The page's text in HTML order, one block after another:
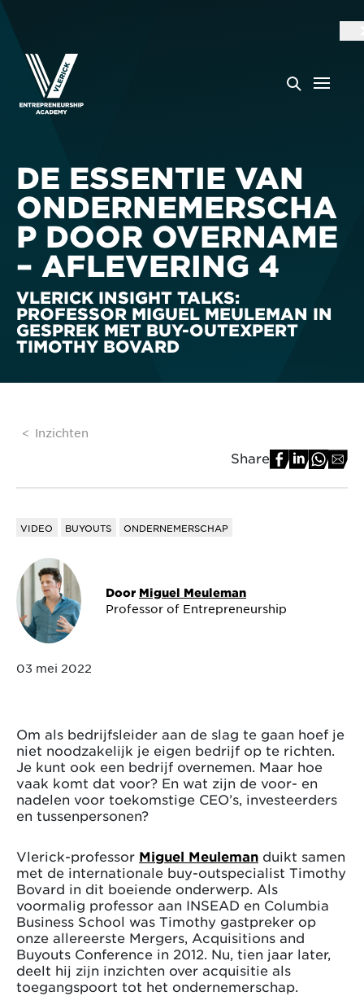
DE ESSENTIE VAN
ONDERNEMERSCHA
P DOOR OVERNAME
– AFLEVERING 4
VLERICK INSIGHT TALKS:
PROFESSOR MIGUEL MEULEMAN IN
GESPREK MET BUY-OUTEXPERT
TIMOTHY BOVARD
Inzichten
Share
VIDEO BUYOUTS ONDERNEMERSCHAP
Door Miguel Meuleman
Professor of Entrepreneurship
03 mei 2022
Om als bedrijfsleider aan de slag te gaan hoef je
niet noodzakelijk je eigen bedrijf op te richten.
Je kunt ook een bedrijf overnemen. Maar hoe
vaak komt dat voor? En wat zijn de voor- en
nadelen voor toekomstige CEO’s, investeerders
en tussenpersonen?
Vlerick-professor Miguel Meuleman duikt samen
met de internationale buy-outspecialist Timothy
Bovard in dit boeiende onderwerp. Als
voormalig professor aan INSEAD en Columbia
Business School was Timothy gastpreker op
onze allereerste Mergers, Acquisitions and
Buyouts Conference in 2012. Nu, tien jaar later,
deelt hij zijn inzichten over acquisitie als
toegangspoort tot het ondernemerschap.